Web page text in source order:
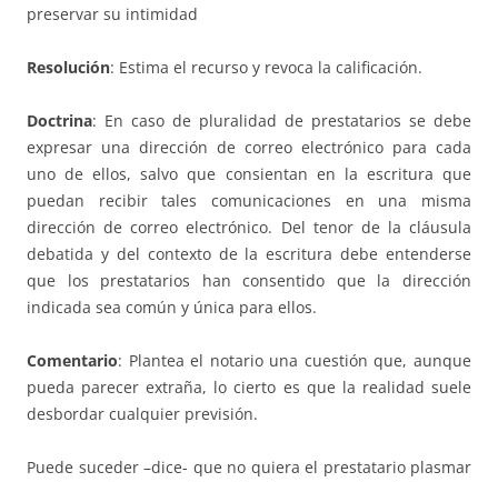
preservar su intimidad
Resolución: Estima el recurso y revoca la calificación.
Doctrina: En caso de pluralidad de prestatarios se debe
expresar una dirección de correo electrónico para cada
uno de ellos, salvo que consientan en la escritura que
puedan recibir tales comunicaciones en una misma
dirección de correo electrónico. Del tenor de la cláusula
debatida y del contexto de la escritura debe entenderse
que los prestatarios han consentido que la dirección
indicada sea común y única para ellos.
Comentario: Plantea el notario una cuestión que, aunque
pueda parecer extraña, lo cierto es que la realidad suele
desbordar cualquier previsión.
Puede suceder –dice- que no quiera el prestatario plasmar